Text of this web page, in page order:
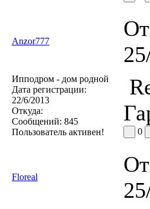
Anzor777
Ипподром - дом родной
Дата регистрации:
22/6/2013
Откуда:
Сообщений: 845
Пользователь активен!
0
Floreal